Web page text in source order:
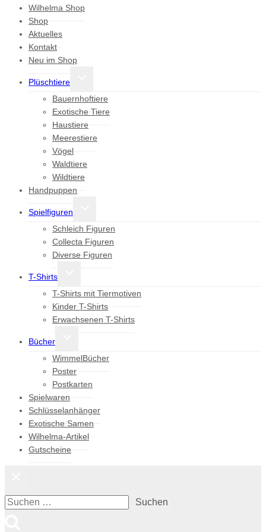
Wilhelma Shop
Shop
Aktuelles
Kontakt
Neu im Shop
Plüschtiere
Bauernhoftiere
Exotische Tiere
Haustiere
Meerestiere
Vögel
Waldtiere
Wildtiere
Handpuppen
Spielfiguren
Schleich Figuren
Collecta Figuren
Diverse Figuren
T-Shirts
T-Shirts mit Tiermotiven
Kinder T-Shirts
Erwachsenen T-Shirts
Bücher
WimmelBücher
Poster
Postkarten
Spielwaren
Schlüsselanhänger
Exotische Samen
Wilhelma-Artikel
Gutscheine
Suchen
nach: